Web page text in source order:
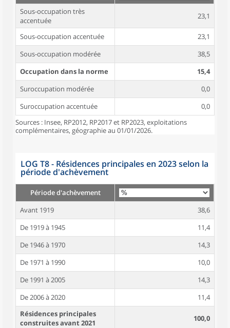
Sous-occupation très
accentuée
23,1
Sous-occupation accentuée
23,1
Sous-occupation modérée
38,5
Occupation dans la norme
15,4
Suroccupation modérée
0,0
Suroccupation accentuée
0,0
Sources : Insee, RP2012, RP2017 et RP2023, exploitations
complémentaires, géographie au 01/01/2026.
LOG T8 - Résidences principales en 2023 selon la
période d'achèvement
Période d'achèvement
Avant 1919
38,6
De 1919 à 1945
11,4
De 1946 à 1970
14,3
De 1971 à 1990
10,0
De 1991 à 2005
14,3
De 2006 à 2020
11,4
Résidences principales
construites avant 2021
100,0